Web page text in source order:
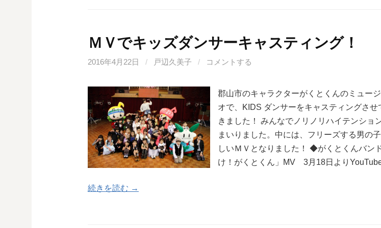
ＭＶでキッズダンサーキャスティング！
2016年4月22日 / 戸辺久美子 / コメントする
郡山市のキャラクターがくとくんのミュー
オで、KIDS ダンサーをキャスティングさせ
きました！ みんなでノリノリハイテンショ
まいりました。中には、フリーズする男の
しいＭＶとなりました！ ◆がくとくんバン
け！がくとくん」MV 3月18日より
続きを読む →